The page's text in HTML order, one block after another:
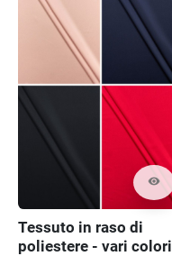
visibility
Tessuto in raso di
poliestere - vari colori